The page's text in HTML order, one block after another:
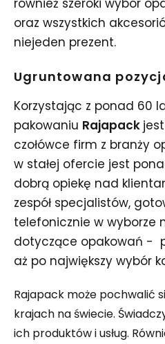
również szeroki wybór
oraz wszystkich
niejeden prezent.
Ugruntowana
Korzystając z ponad 60
pakowaniu Rajapack
czołówce firm z branży
w stałej ofercie jest
dobrą opiekę nad
zespół specjalistów,
telefonicznie w wyborze
dotyczące opakowań -
aż po największy wybór
Rajapack może pochwalić
krajach na świecie.
ich produktów i usług.